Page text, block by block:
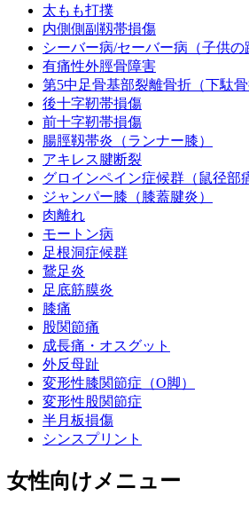
太もも打撲
内側側副靱帯損傷
シーバー病/セーバー病（子供の
有痛性外脛骨障害
第5中足骨基部裂離骨折（下駄骨
後十字靭帯損傷
前十字靭帯損傷
腸脛靱帯炎（ランナー膝）
アキレス腱断裂
グロインペイン症候群（鼠径部
ジャンパー膝（膝蓋腱炎）
肉離れ
モートン病
足根洞症候群
鵞足炎
足底筋膜炎
膝痛
股関節痛
成長痛・オスグット
外反母趾
変形性膝関節症（O脚）
変形性股関節症
半月板損傷
シンスプリント
女性向けメニュー